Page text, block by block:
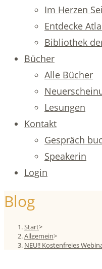
Im Herzen
Entdecke
Bibliothek
Bücher
Alle Bücher
Lesungen
Kontakt
Gespräch
Speakerin
Login
Blog
Start>
Allgemein>
NEU!! Kostenfreies